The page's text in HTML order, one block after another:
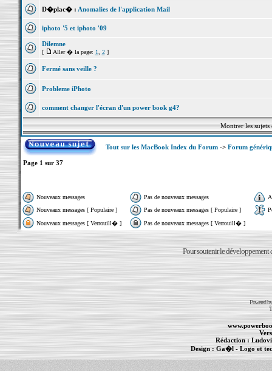
D�plac� : Anomalies de l'application Mail
iphoto '5 et iphoto '09
Dilemne
[ Aller � la page: 1 2]
Fermé sans veille ?
Probleme iPhoto
comment changer l'écran d'un power book g4?
Montrer les
Tout sur les MacBook Index du Forum-> Forum
Page 1 sur 37
Nouveaux messages Pas de nouveaux messages
Nouveaux messages [ Populaire ]
Pas de nouveaux messages [ Populaire ]
Nouveaux messages [ Verrouill� ]
Pas de nouveaux messages [ Verrouill� ]
Pour soutenir le développement
Powered
Rédaction :
Design : Ga�l- Logo et
Informations : PowerBook- MacBook Pro